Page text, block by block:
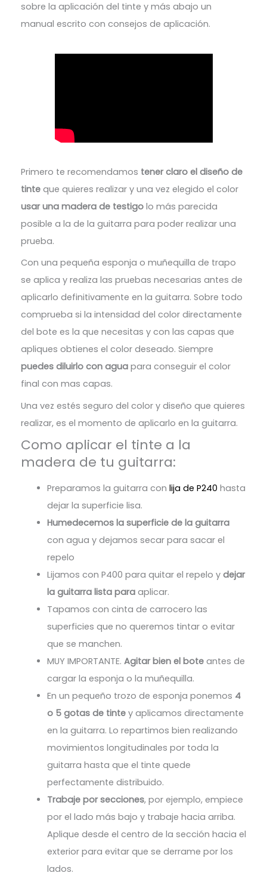
sobre la aplicación del tinte y más abajo un
manual escrito con consejos de aplicación.
Primero te recomendamos tener claro el diseño de
tinte que quieres realizar y una vez elegido el color
usar una madera de testigo lo más parecida
posible a la de la guitarra para poder realizar una
prueba.
Con una pequeña esponja o muñequilla de trapo
se aplica y realiza las pruebas necesarias antes de
aplicarlo definitivamente en la guitarra. Sobre todo
comprueba si la intensidad del color directamente
del bote es la que necesitas y con las capas que
apliques obtienes el color deseado. Siempre
puedes diluirlo con agua para conseguir el color
final con mas capas.
Una vez estés seguro del color y diseño que quieres
realizar, es el momento de aplicarlo en la guitarra.
Como aplicar el tinte a la
madera de tu guitarra:
Preparamos la guitarra con lija de P240 hasta
dejar la superficie lisa.
Humedecemos la superficie de la guitarra
con agua y dejamos secar para sacar el
repelo
Lijamos con P400 para quitar el repelo y dejar
la guitarra lista paraaplicar.
Tapamos con cinta de carrocero las
superficies que no queremos tintar o evitar
que se manchen.
MUY IMPORTANTE. Agitar bien el boteantes de
cargar la esponja o la muñequilla.
En un pequeño trozo de esponja ponemos 4
o 5 gotas de tintey aplicamos directamente
en la guitarra. Lo repartimos bien realizando
movimientos longitudinales por toda la
guitarra hasta que el tinte quede
perfectamente distribuido.
Trabaje por secciones, por ejemplo, empiece
por el lado más bajo y trabaje hacia arriba.
Aplique desde el centro de la sección hacia el
exterior para evitar que se derrame por los
lados.